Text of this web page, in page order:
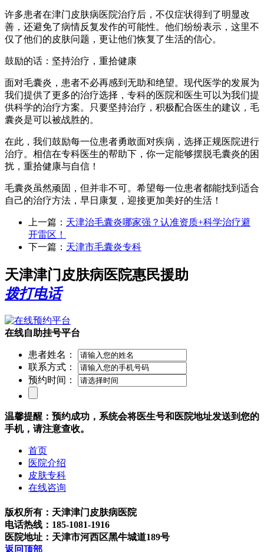
许多患者在津门皮肤病医院治疗后，不仅症状得到了明显改
善，还避免了病情反复发作的可能性。他们纷纷表示，这里不
仅了他们的皮肤问题，更让他们恢复了生活的信心。
鼓励的话：坚持治疗，重拾健康
面对毛囊炎，患者不必再感到无助和绝望。现代医学的发展为
我们提供了更多的治疗选择，专科的医院和医生可以为我们提
供科学的治疗方案。只要坚持治疗，积极配合医生的建议，毛
囊炎是可以被战胜的。
在此，我们鼓励每一位患者勇敢面对疾病，选择正规医院进行
治疗。相信在专科医生的帮助下，你一定能够摆脱毛囊炎的困
扰，重拾健康与自信！
毛囊炎虽然顽固，但并非不可。希望每一位患者都能找到适合
自己的治疗方法，早日康复，迎接更加美好的生活！
上一篇： 天津治毛囊炎哪家强？认准资质+科学治疗避
开雷区！
下一篇： 天津市毛囊炎专科
天津津门皮肤病医院惠民援助
拨打电话
在线自助挂号平台
患者姓名：
联系方式：
预约时间：
温馨提醒：预约成功，系统会将医生号和医院地址发送到您的
手机，请注意查收。
首页
医院介绍
皮肤专科
在线咨询
版权所有：天津津门皮肤病医院
电话热线：185-1081-1916
医院地址：天津市河西区黑牛城道189号
返回顶部